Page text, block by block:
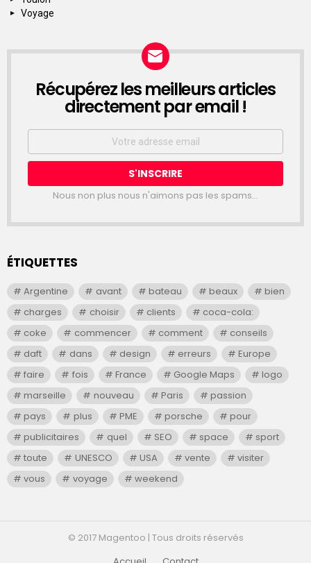
Voyage
NEWSLETTER
Récupérez les meilleurs articles
directement par email !
Email
Nous non plus nous n'aimons pas les spams...
ÉTIQUETTES
Argentine avant bateau beaux
bien
charges
choisir clients
coca-cola:
coke
commencer comment
conseils
daft
dans design erreurs
Europe
faire
fois France Google Maps
logo
marseille
nouveau Paris
passion
pays
plus PME porsche
pour
publicitaires
quel SEO space
sport
toute
UNESCO USA vente
visiter
vous
voyage weekend
© 2017 Magentoo | Tous droits réservés